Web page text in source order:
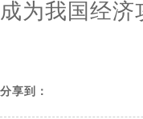
成为我国经济
分享到：